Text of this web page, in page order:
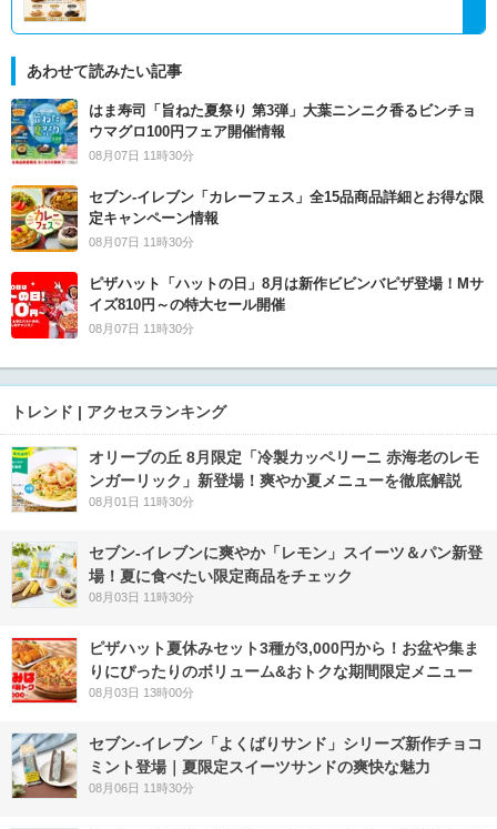
あわせて読みたい記事
はま寿司「旨ねた夏祭り 第3弾」大葉ニンニク香るビンチョ
ウマグロ100円フェア開催情報
08月07日 11時30分
セブン‐イレブン「カレーフェス」全15品商品詳細とお得な限
定キャンペーン情報
08月07日 11時30分
ピザハット「ハットの日」8月は新作ビビンバピザ登場！Mサ
イズ810円～の特大セール開催
08月07日 11時30分
トレンド | アクセスランキング
オリーブの丘 8月限定「冷製カッペリーニ 赤海老のレモ
ンガーリック」新登場！爽やか夏メニューを徹底解説
08月01日 11時30分
セブン‐イレブンに爽やか「レモン」スイーツ＆パン新登
場！夏に食べたい限定商品をチェック
08月03日 11時30分
ピザハット夏休みセット3種が3,000円から！お盆や集ま
りにぴったりのボリューム&おトクな期間限定メニュー
08月03日 13時00分
セブン‐イレブン「よくばりサンド」シリーズ新作チョコ
ミント登場｜夏限定スイーツサンドの爽快な魅力
08月06日 11時30分